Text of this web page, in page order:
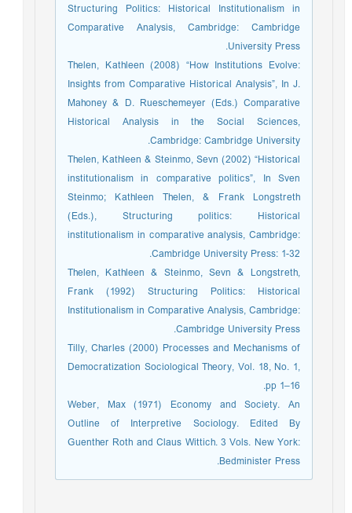
Structuring Politics: Historical Institutionalism in
Comparative Analysis, Cambridge: Cambridge
University Press.
Thelen, Kathleen (2008) “How Institutions Evolve:
Insights from Comparative Historical Analysis”, In J.
Mahoney & D. Rueschemeyer (Eds.) Comparative
Historical Analysis in the Social Sciences,
Cambridge: Cambridge University.
Thelen, Kathleen & Steinmo, Sevn (2002) “Historical
institutionalism in comparative politics”, In Sven
Steinmo; Kathleen Thelen, & Frank Longstreth
(Eds.), Structuring politics: Historical
institutionalism in comparative analysis, Cambridge:
Cambridge University Press: 1-32.
Thelen, Kathleen & Steinmo, Sevn & Longstreth,
Frank (1992) Structuring Politics: Historical
Institutionalism in Comparative Analysis, Cambridge:
Cambridge University Press.
Tilly, Charles (2000) Processes and Mechanisms of
Democratization Sociological Theory, Vol. 18, No. 1,
pp 1–16.
Weber, Max (1971) Economy and Society. An
Outline of Interpretive Sociology. Edited By
Guenther Roth and Claus Wittich. 3 Vols. New York:
Bedminister Press.